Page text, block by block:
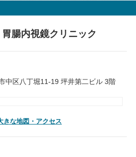
腸内視鏡クリニック
中区八丁堀11-19 坪井第二ビル 3階
きな地図・アクセス